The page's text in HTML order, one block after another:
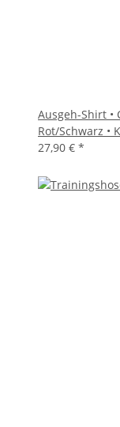
Ausgeh-Shirt •
Rot/Schwarz •
27,90 € *